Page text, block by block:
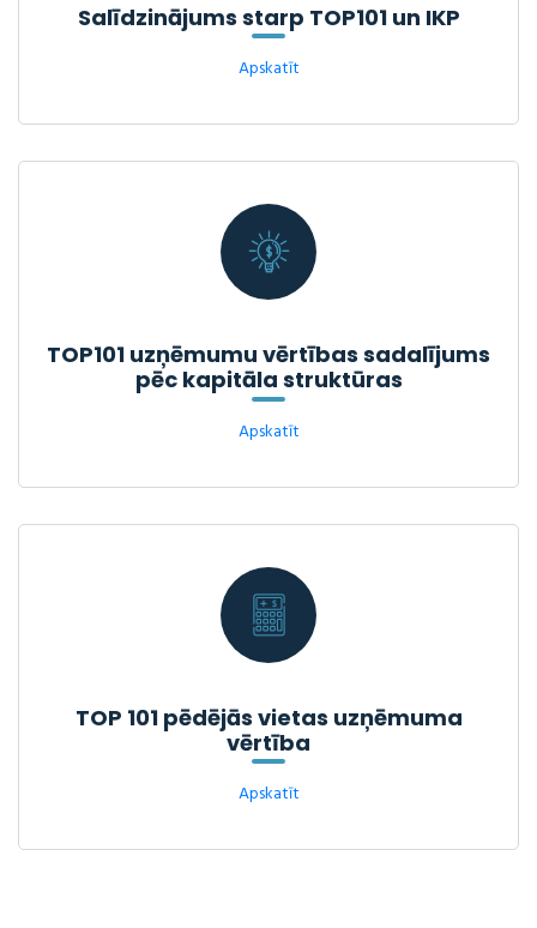
Salīdzinājums starp TOP101 un IKP
Apskatīt
TOP101 uzņēmumu vērtības sadalījums
pēc kapitāla struktūras
Apskatīt
TOP 101 pēdējās vietas uzņēmuma
vērtība
Apskatīt